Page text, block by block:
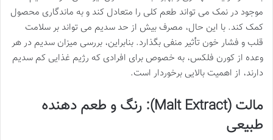
موجود در نمک می تواند طعم کلی را متعادل کند و به ماندگاری محصول
کمک کند. با این حال، مصرف بیش از حد سدیم می تواند بر سلامت
قلب و فشار خون تأثیر منفی بگذارد. بنابراین، بررسی میزان سدیم در هر
وعده از کورن فلکس، به خصوص برای افرادی که رژیم غذایی کم سدیم
دارند، از اهمیت بالایی برخوردار است.
مالت (Malt Extract): رنگ و طعم دهنده
طبیعی